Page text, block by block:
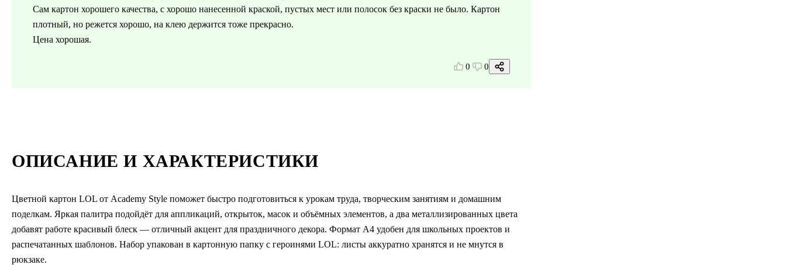
ОПИСАНИЕ И ХАРАКТЕРИСТИКИ
Цветной картон LOL от Academy Style поможет быстро подготовиться к урокам труда, творческим занятиям и домашним
поделкам. Яркая палитра подойдёт для аппликаций, открыток, масок и объёмных элементов, а два металлизированных цвета
добавят работе красивый блеск — отличный акцент для праздничного декора. Формат А4 удобен для школьных проектов и
распечатанных шаблонов. Набор упакован в картонную папку с героинями LOL: листы аккуратно хранятся и не мнутся в
рюкзаке.
Сам картон хорошего качества, с хорошо нанесенной краской, пустых мест или полосок без краски не было. Картон
плотный, но режется хорошо, на клею держится тоже прекрасно.
Цена хорошая.
0 0